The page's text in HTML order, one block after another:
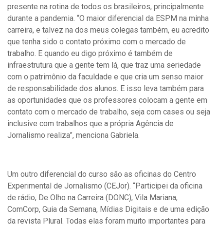
presente na rotina de todos os brasileiros, principalmente
durante a pandemia. “O maior diferencial da ESPM na minha
carreira, e talvez na dos meus colegas também, eu acredito
que tenha sido o contato próximo com o mercado de
trabalho. E quando eu digo próximo é também de
infraestrutura que a gente tem lá, que traz uma seriedade
com o patrimônio da faculdade e que cria um senso maior
de responsabilidade dos alunos. E isso leva também para
as oportunidades que os professores colocam a gente em
contato com o mercado de trabalho, seja com cases ou seja
inclusive com trabalhos que a própria Agência de
Jornalismo realiza”, menciona Gabriela.
Um outro diferencial do curso são as oficinas do Centro
Experimental de Jornalismo (CEJor). “Participei da oficina
de rádio, De Olho na Carreira (DONC), Vila Mariana,
ComCorp, Guia da Semana, Mídias Digitais e de uma edição
da revista Plural. Todas elas foram muito importantes para